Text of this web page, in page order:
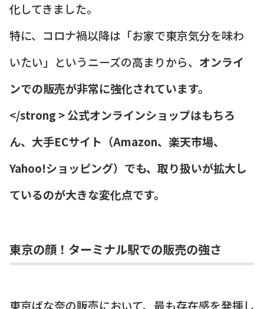
化してきました。
特に、コロナ禍以降は「お家で東京気分を味わ
いたい」というニーズの高まりから、 オンライ
ンでの販売が非常に強化されています。
</strong > 公式オンラインショップはもちろ
ん、大手ECサイト（Amazon、楽天市場、
Yahoo!ショッピング）でも、取り扱いが拡大し
ているのが大きな変化点です。
東京の顔！ターミナル駅での販売の強さ
東京ばな奈の販売において、最も存在感を発揮し